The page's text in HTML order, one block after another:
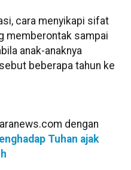
cara menyikapi sifat
memberontak sampai
anak-anaknya
beberapa tahun ke
dengan
Tuhan ajak